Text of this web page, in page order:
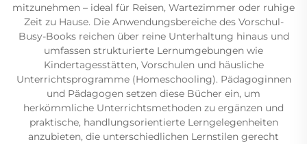
mitzunehmen – ideal für Reisen, Wartezimmer oder ruhige
Zeit zu Hause. Die Anwendungsbereiche des Vorschul-
Busy-Books reichen über reine Unterhaltung hinaus und
umfassen strukturierte Lernumgebungen wie
Kindertagesstätten, Vorschulen und häusliche
Unterrichtsprogramme (Homeschooling). Pädagoginnen
und Pädagogen setzen diese Bücher ein, um
herkömmliche Unterrichtsmethoden zu ergänzen und
praktische, handlungsorientierte Lerngelegenheiten
anzubieten, die unterschiedlichen Lernstilen gerecht